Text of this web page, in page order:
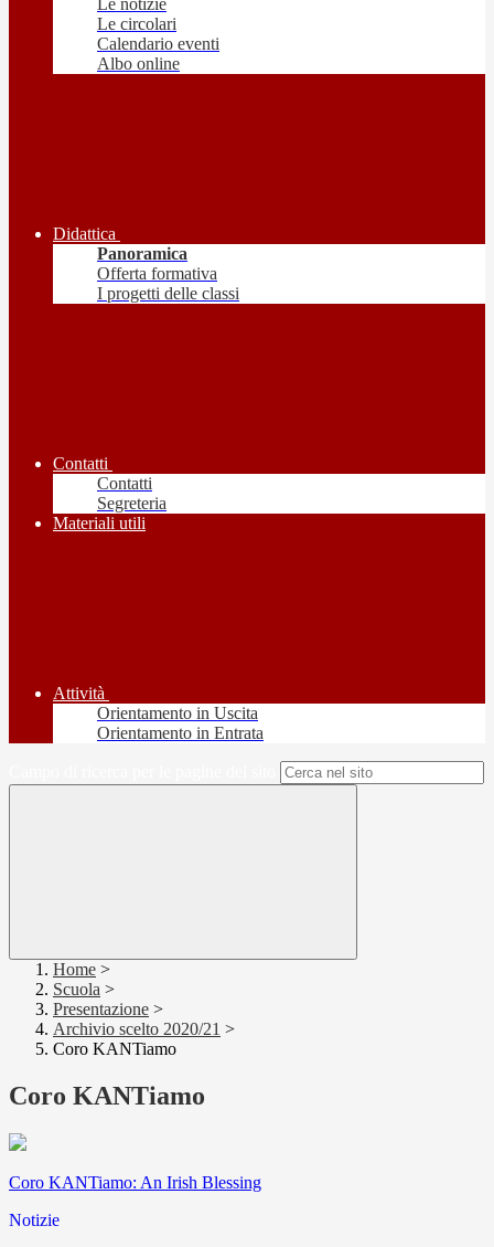
Le notizie
Le circolari
Calendario eventi
Albo online
Didattica
Panoramica
Offerta formativa
I progetti delle classi
Contatti
Contatti
Segreteria
Materiali utili
Attività
Orientamento in Uscita
Orientamento in Entrata
Home >
Scuola >
Presentazione >
Archivio scelto 2020/21 >
Coro KANTiamo
Coro KANTiamo
Coro KANTiamo: An Irish Blessing
Notizie